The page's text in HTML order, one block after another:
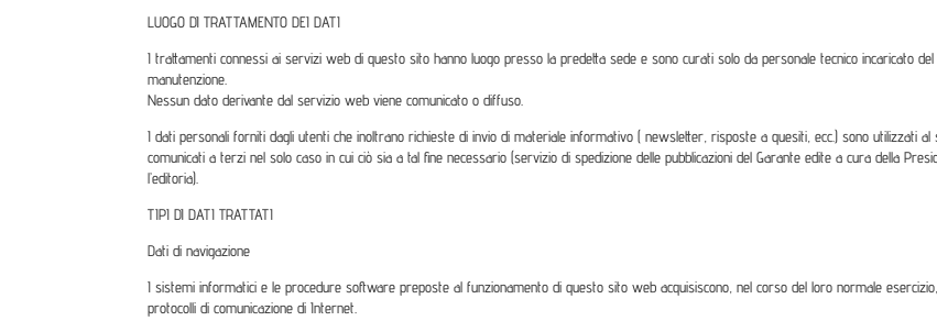
LUOGO DI TRATTAMENTO DEI DATI
I trattamenti connessi ai servizi web di questo sito hanno luogo presso la predetta sede e sono curati solo da personale tecnico incaricato
manutenzione.
Nessun dato derivante dal servizio web viene comunicato o diffuso.
I dati personali forniti dagli utenti che inoltrano richieste di invio di materiale informativo ( newsletter, risposte a quesiti, ecc.) sono utilizzati
comunicati a terzi nel solo caso in cui ciò sia a tal fine necessario (servizio di spedizione delle pubblicazioni del Garante edite a cura della
l’editoria).
TIPI DI DATI TRATTATI
Dati di navigazione
I sistemi informatici e le procedure software preposte al funzionamento di questo sito web acquisiscono, nel corso del loro normale
protocolli di comunicazione di Internet.